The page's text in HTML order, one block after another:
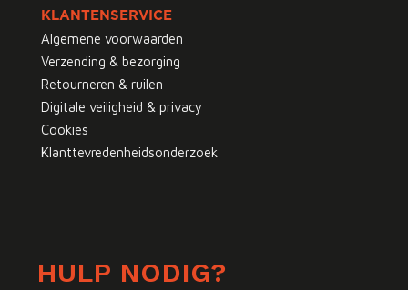
KLANTENSERVICE
Algemene voorwaarden
Verzending & bezorging
Retourneren & ruilen
Digitale veiligheid & privacy
Cookies
Klanttevredenheidsonderzoek
HULP NODIG?